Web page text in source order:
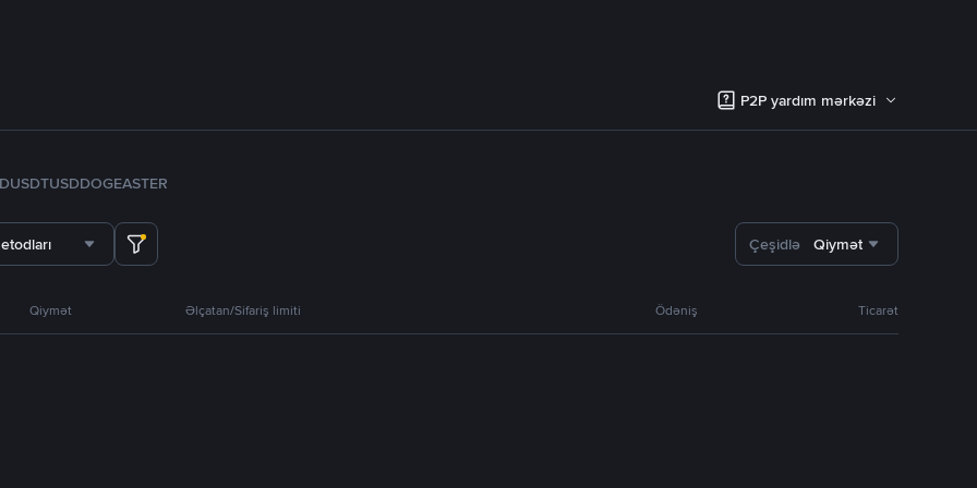
P2P yardım mərkəzi
TUSDDOGEASTER
Çeşidlə Qiymət
Qiymət Əlçatan/Sifariş limiti Ödəniş Ticarət